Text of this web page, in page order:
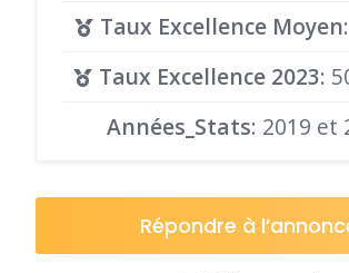
Taux Excellence Moyen
Taux Excellence 2023:
Années_Stats: 2019 et
Répondre à